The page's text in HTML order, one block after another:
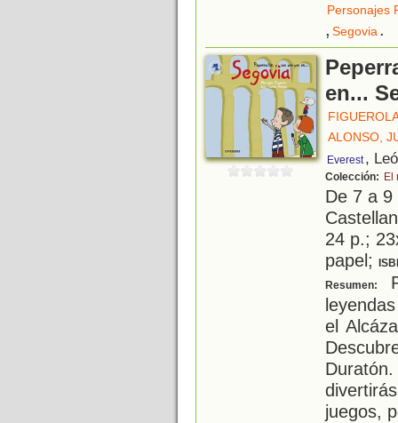
Personajes
, Segovia.
en...
ALONSO,
Everest ,
Colección: El
De 7 a
24 p.;
papel;
Resumen:
el
juegos,